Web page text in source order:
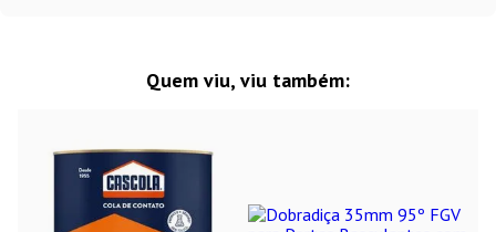
Quem viu, viu também: